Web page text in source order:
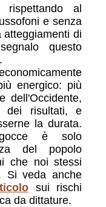
rispettando al
e senza
di
questo
.
energico: più
dell'Occidente,
dei risultati, e
la durata.
è solo
del popolo
che noi stessi
Si veda anche
sui rischi
da dittature.